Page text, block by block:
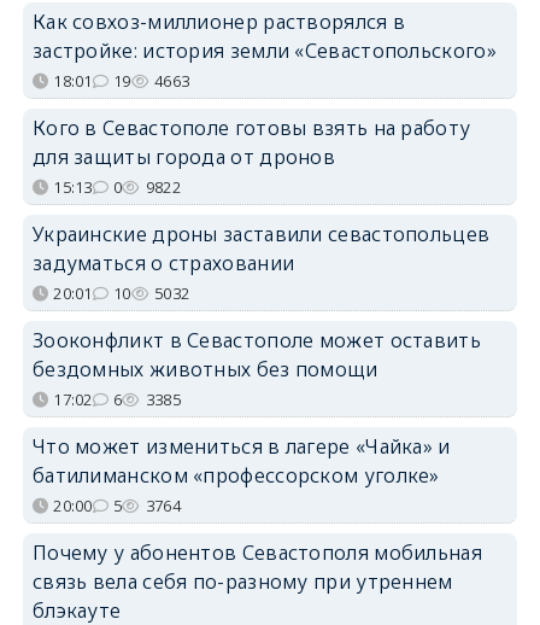
Как совхоз-миллионер растворялся в
застройке: история земли «Севастопольского»
18:01 19 4663
Кого в Севастополе готовы взять на работу
для защиты города от дронов
15:13 0 9822
Украинские дроны заставили севастопольцев
задуматься о страховании
20:01 10 5032
Зооконфликт в Севастополе может оставить
бездомных животных без помощи
17:02 6 3385
Что может измениться в лагере «Чайка» и
батилиманском «профессорском уголке»
20:00 5 3764
Почему у абонентов Севастополя мобильная
связь вела себя по-разному при утреннем
блэкауте